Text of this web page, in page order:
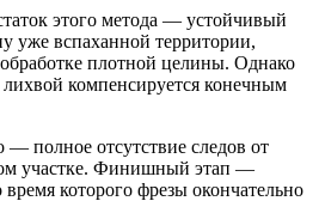
этого метода — устойчивый
уже вспаханной территории,
плотной целины. Однако
компенсируется конечным
полное отсутствие следов от
участке. Финишный этап —
которого фрезы окончательно